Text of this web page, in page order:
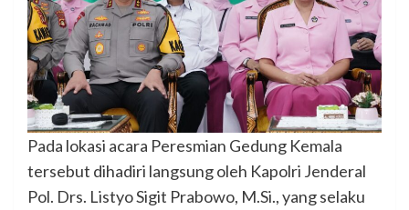
Pada lokasi acara Peresmian Gedung Kemala
tersebut dihadiri langsung oleh Kapolri Jenderal
Pol. Drs. Listyo Sigit Prabowo, M.Si., yang selaku